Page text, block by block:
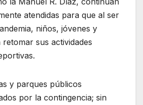
atendidas para que al ser
niños, jóvenes y
sus actividades
y parques públicos
por la contingencia; sin